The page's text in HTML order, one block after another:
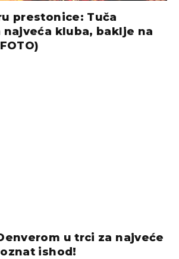
prestonice: Tuča
najveća kluba, baklje na
u trci za najveće
ishod!